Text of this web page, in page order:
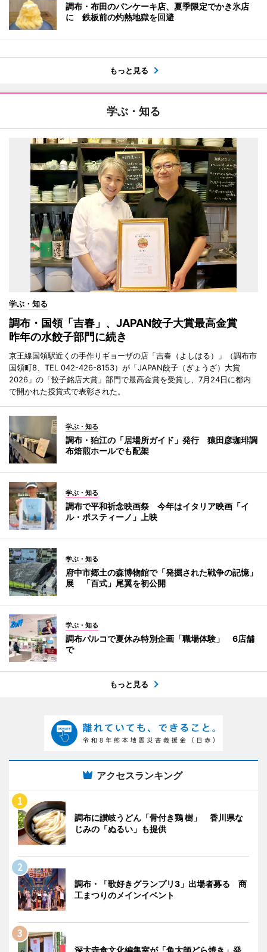
調布・布田のパンケーキ店、夏季限定でかき氷店
に 鉄板前の灼熱地獄を回避
もっと見る
学ぶ・知る
学ぶ・知る
調布・国領「吉春」、JAPAN餃子大賞最高金賞
昨年の水餃子部門に続き
京王線国領駅近くの手作りギョーザの店「吉春（よしはる）」（調布市
国領町8、TEL 042-426-8153）が「JAPAN餃子（ぎょうざ）大賞
2026」の「餃子銘店大賞」部門で最高金賞を受賞し、7月24日に都内
で開かれた授賞式で表彰された。
学ぶ・知る
調布・狛江の「居場所ガイド」発行 猿田彦珈琲調
布焙煎ホールでも配架
学ぶ・知る
調布で平和祈念映画祭 今年はイタリア映画「イ
ル・ポスティーノ」上映
学ぶ・知る
府中市郷土の森博物館で「発掘された戦争の記憶」
展 「百式」尾翼を初公開
学ぶ・知る
調布パルコで夏休み特別企画「職場体験」 6店舗
で
もっと見る
アクセスランキング
調布に讃岐うどん「骨付き鶏 樹」 香川県な
じみの「ぬるい」も提供
調布・「歌好きグランプリ3」出場者募る 商
工まつりのメインイベント
深大寺食文化編集室が「角大師どら焼き」発